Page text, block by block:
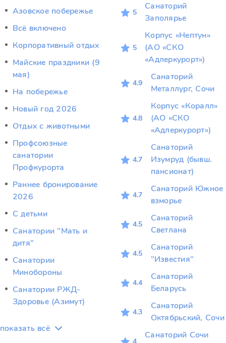
Азовское побережье
Всё включено
Корпоративный отдых
Майские праздники (9
мая)
На побережье
Новый год 2026
Отдых c животными
Профсоюзные
санатории
Профкурорта
Раннее бронирование
2026
С детьми
Санатории "Мать и
дитя"
Санатории
Минобороны
Санатории РЖД-
Здоровье (Азимут)
показать всё
5
Санаторий
Заполярье
5
Корпус «Нептун»
(АО «СКО
«Адлеркурорт»)
4.9
Санаторий
Металлург, Сочи
4.8
Корпус «Коралл»
(АО «СКО
«Адлеркурорт»)
4.7
Санаторий
Изумруд (бывш.
пансионат)
4.7
Санаторий Южное
взморье
4.5
Санаторий
Светлана
4.5
Санаторий
"Известия"
4.4
Санаторий
Беларусь
4.3
Санаторий
Октябрьский, Сочи
4
Санаторий Сочи